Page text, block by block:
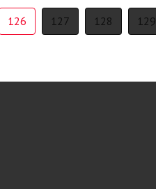
126 127 128 129